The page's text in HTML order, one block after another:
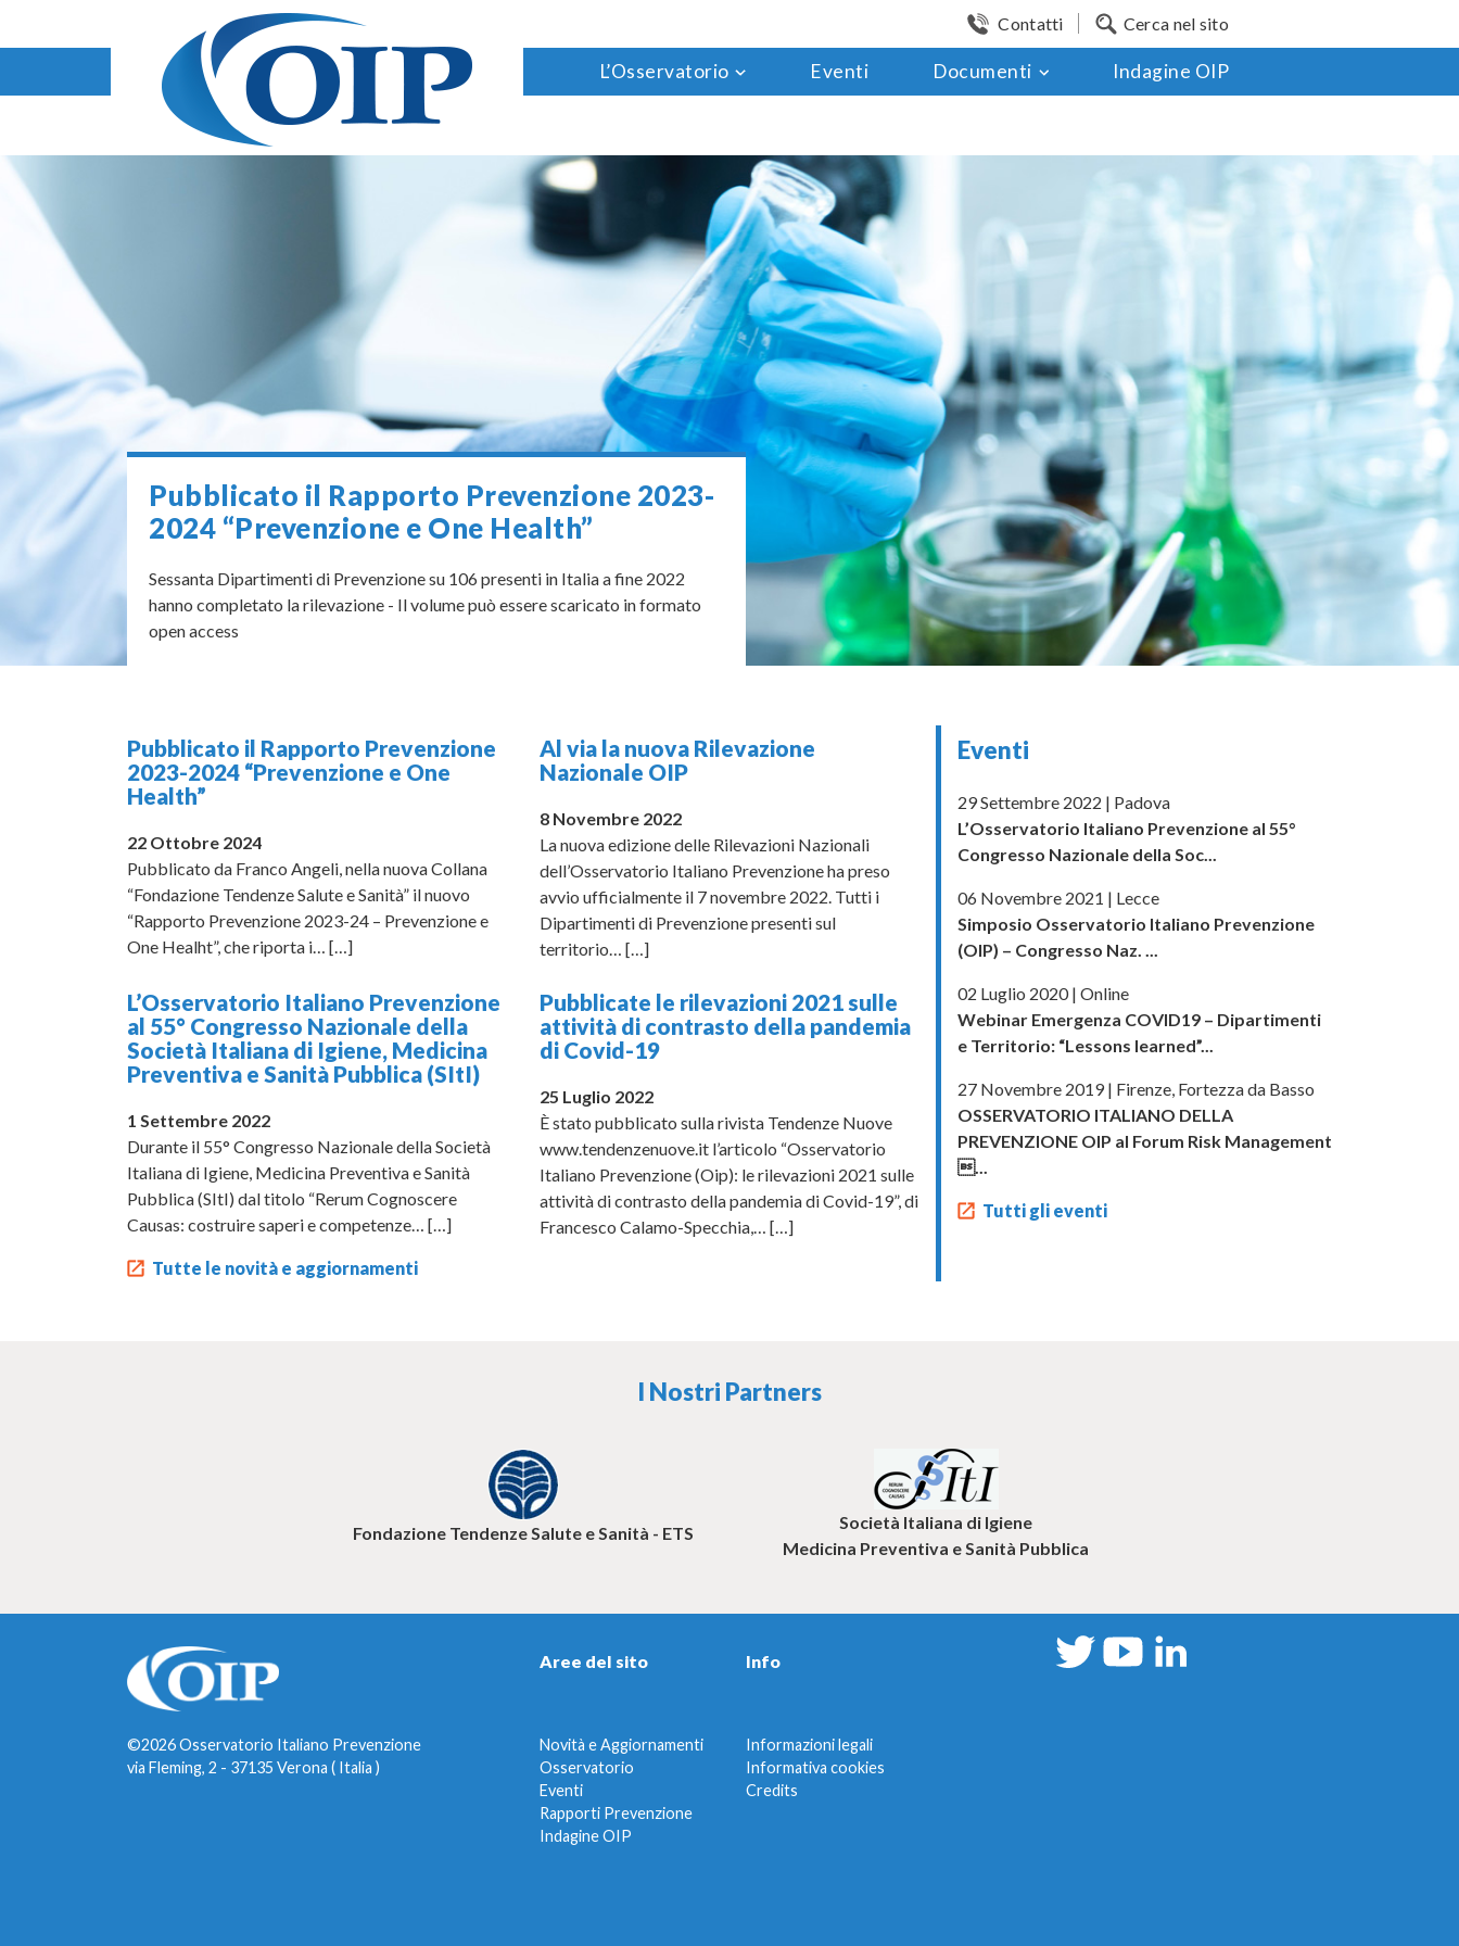
Contenuto
Contatti Cerca nel sito
L’Osservatorio Eventi Documenti Indagine OIP
Pubblicato il Rapporto Prevenzione 2023-
2024 “Prevenzione e One Health”
Sessanta Dipartimenti di Prevenzione su 106 presenti in Italia a fine 2022
hanno completato la rilevazione - Il volume può essere scaricato in formato
open access
Pubblicato il Rapporto Prevenzione
2023-2024 “Prevenzione e One
Health”
22 Ottobre 2024
Pubblicato da Franco Angeli, nella nuova Collana
“Fondazione Tendenze Salute e Sanità” il nuovo
“Rapporto Prevenzione 2023-24 – Prevenzione e
One Healht”, che riporta i… […]
Al via la nuova Rilevazione
Nazionale OIP
8 Novembre 2022
La nuova edizione delle Rilevazioni Nazionali
dell’Osservatorio Italiano Prevenzione ha preso
avvio ufficialmente il 7 novembre 2022. Tutti i
Dipartimenti di Prevenzione presenti sul
territorio… […]
L’Osservatorio Italiano Prevenzione
al 55° Congresso Nazionale della
Società Italiana di Igiene, Medicina
Preventiva e Sanità Pubblica (SItI)
1 Settembre 2022
Durante il 55° Congresso Nazionale della Società
Italiana di Igiene, Medicina Preventiva e Sanità
Pubblica (SItI) dal titolo “Rerum Cognoscere
Causas: costruire saperi e competenze… […]
Tutte le novità e aggiornamenti
Pubblicate le rilevazioni 2021 sulle
attività di contrasto della pandemia
di Covid-19
25 Luglio 2022
È stato pubblicato sulla rivista Tendenze Nuove
www.tendenzenuove.it l’articolo “Osservatorio
Italiano Prevenzione (Oip): le rilevazioni 2021 sulle
attività di contrasto della pandemia di Covid-19”, di
Francesco Calamo-Specchia,… […]
Eventi
29 Settembre 2022 | Padova
L’Osservatorio Italiano Prevenzione al 55°
Congresso Nazionale della Soc...
06 Novembre 2021 | Lecce
Simposio Osservatorio Italiano Prevenzione
(OIP) – Congresso Naz. ...
02 Luglio 2020 | Online
Webinar Emergenza COVID19 – Dipartimenti
e Territorio: “Lessons learned”...
27 Novembre 2019 | Firenze, Fortezza da Basso
OSSERVATORIO ITALIANO DELLA
PREVENZIONE OIP al Forum Risk Management
...
Tutti gli eventi
I Nostri Partners
Fondazione Tendenze Salute e Sanità - ETS
Società Italiana di Igiene
Medicina Preventiva e Sanità Pubblica
Aree del sito Info
©2026 Osservatorio Italiano Prevenzione
via Fleming, 2 - 37135 Verona ( Italia )
Novità e Aggiornamenti
Osservatorio
Eventi
Rapporti Prevenzione
Indagine OIP
Informazioni legali
Informativa cookies
Credits